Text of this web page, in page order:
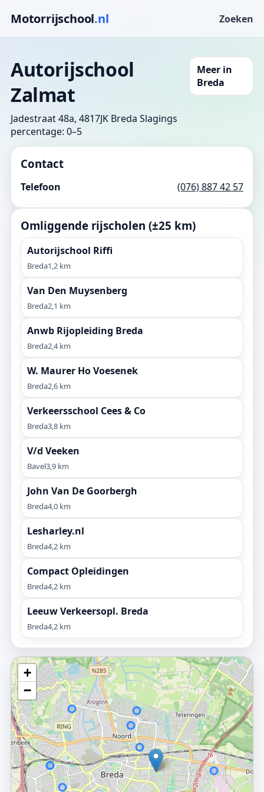
Motorrijschool.nl Zoeken
Autorijschool
Zalmat
Jadestraat 48a, 4817JK Breda Slagings
percentage: 0–5
Meer in
Breda
Contact
Telefoon (076) 887 42 57
Omliggende rijscholen (±25 km)
Autorijschool Riffi
Breda1,2 km
Van Den Muysenberg
Breda2,1 km
Anwb Rijopleiding Breda
Breda2,4 km
W. Maurer Ho Voesenek
Breda2,6 km
Verkeersschool Cees & Co
Breda3,8 km
V/d Veeken
Bavel3,9 km
John Van De Goorbergh
Breda4,0 km
Lesharley.nl
Breda4,2 km
Compact Opleidingen
Breda4,2 km
Leeuw Verkeersopl. Breda
Breda4,2 km
+
−